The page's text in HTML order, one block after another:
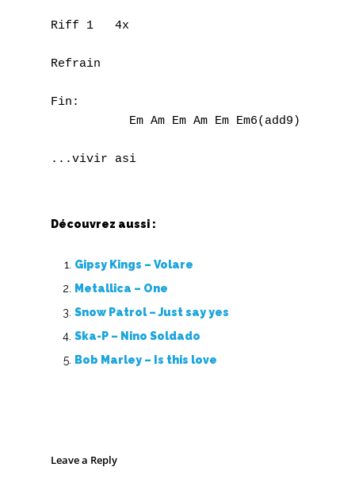
Riff 1   4x
Refrain
Fin:
           Em Am Em Am Em Em6(add9)
Découvrez aussi :
Gipsy Kings – Volare
Metallica – One
Snow Patrol – Just say yes
Ska-P – Nino Soldado
Bob Marley – Is this love
Leave a Reply